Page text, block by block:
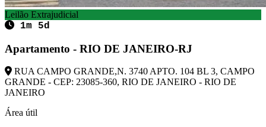
Leilão Extrajudicial
1m 5d
Apartamento - RIO DE JANEIRO-RJ
RUA CAMPO GRANDE,N. 3740 APTO. 104 BL 3, CAMPO
GRANDE - CEP: 23085-360, RIO DE JANEIRO - RIO DE
JANEIRO
Área útil